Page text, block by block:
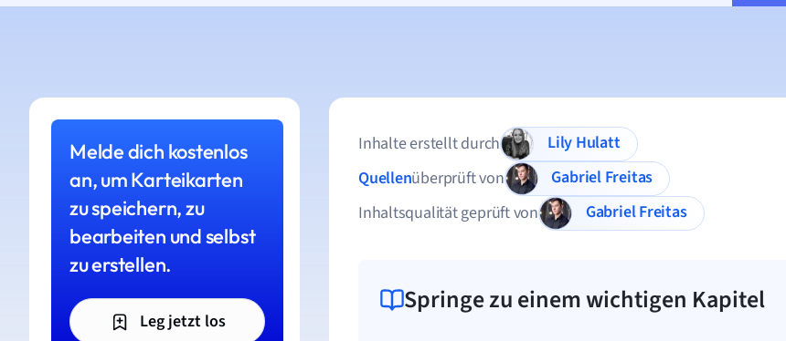
Melde dich kostenlos
an, um Karteikarten
zu speichern, zu
bearbeiten und selbst
zu erstellen.
Leg jetzt los
Inhalte erstellt durch
Lily Hulatt
Quellenüberprüft von
Gabriel Freitas
Inhaltsqualität geprüft von
Gabriel Freitas
Springe zu einem wichtigen Kapitel